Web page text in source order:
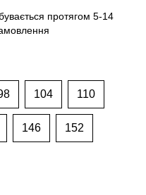
протягом 5-14
104 110
146 152